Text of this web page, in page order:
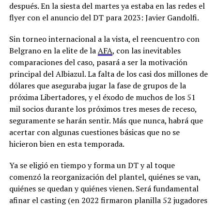
después. En la siesta del martes ya estaba en las redes el
flyer con el anuncio del DT para 2023: Javier Gandolfi.
Sin torneo internacional a la vista, el reencuentro con
Belgrano en la elite de laAFA, con las inevitables
comparaciones del caso, pasará a ser la motivación
principal del Albiazul. La falta de los casi dos millones de
dólares que aseguraba jugar la fase de grupos de la
próxima Libertadores, y el éxodo de muchos de los 51
mil socios durante los próximos tres meses de receso,
seguramente se harán sentir. Más que nunca, habrá que
acertar con algunas cuestiones básicas que no se
hicieron bien en esta temporada.
Ya se eligió en tiempo y forma un DT y al toque
comenzó la reorganización del plantel, quiénes se van,
quiénes se quedan y quiénes vienen. Será fundamental
afinar el casting (en 2022 firmaron planilla 52 jugadores